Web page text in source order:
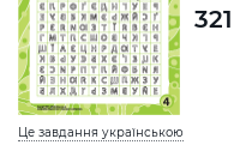
Це завдання українською
321